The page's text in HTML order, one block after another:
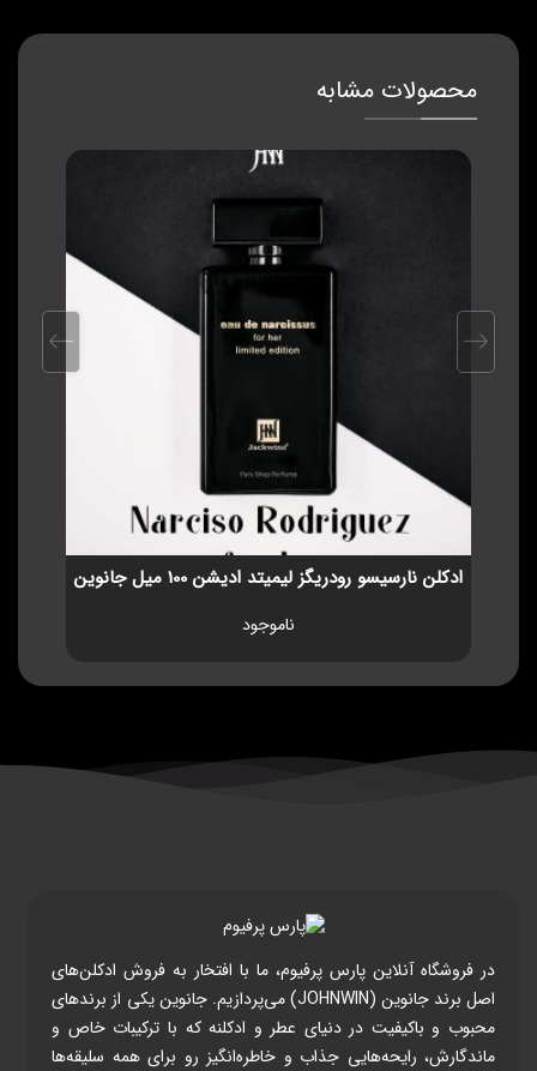
محصولات مشابه
ادکلن نارسیسو رودریگز لیمیتد ادیشن 100 میل جانوین
ناموجود
در فروشگاه آنلاین پارس پرفیوم، ما با افتخار به فروش ادکلن‌های
اصل برند جانوین (JOHNWIN) می‌پردازیم. جانوین یکی از برندهای
محبوب و باکیفیت در دنیای عطر و ادکلنه که با ترکیبات خاص و
ماندگارش، رایحه‌هایی جذاب و خاطره‌انگیز رو برای همه سلیقه‌ها